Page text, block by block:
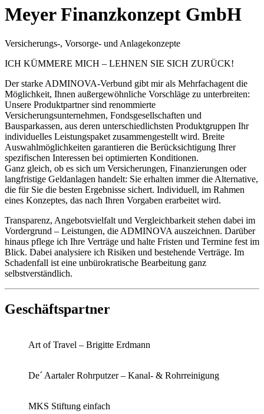
Meyer Finanzkonzept GmbH
Versicherungs-, Vorsorge- und Anlagekonzepte
ICH KÜMMERE MICH – LEHNEN SIE SICH ZURÜCK!
Der starke ADMINOVA-Verbund gibt mir als Mehrfachagent die
Möglichkeit, Ihnen außergewöhnliche Vorschläge zu unterbreiten:
Unsere Produktpartner sind renommierte
Versicherungsunternehmen, Fondsgesellschaften und
Bausparkassen, aus deren unterschiedlichsten Produktgruppen Ihr
individuelles Leistungspaket zusammengestellt wird. Breite
Auswahlmöglichkeiten garantieren die Berücksichtigung Ihrer
spezifischen Interessen bei optimierten Konditionen.
Ganz gleich, ob es sich um Versicherungen, Finanzierungen oder
langfristige Geldanlagen handelt: Sie erhalten immer die Alternative,
die für Sie die besten Ergebnisse sichert. Individuell, im Rahmen
eines Konzeptes, das nach Ihren Vorgaben erarbeitet wird.
Transparenz, Angebotsvielfalt und Vergleichbarkeit stehen dabei im
Vordergrund – Leistungen, die ADMINOVA auszeichnen. Darüber
hinaus pflege ich Ihre Verträge und halte Fristen und Termine fest im
Blick. Dabei analysiere ich Risiken und bestehende Verträge. Im
Schadenfall ist eine unbürokratische Bearbeitung ganz
selbstverständlich.
Geschäftspartner
Art of Travel – Brigitte Erdmann
De´ Aartaler Rohrputzer – Kanal- & Rohrreinigung
MKS Stiftung einfach